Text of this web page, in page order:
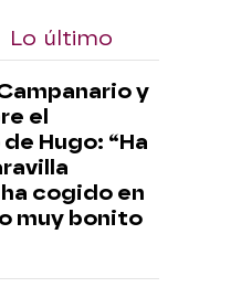
Lo último
y
el
Hugo: “Ha
cogido en
muy bonito